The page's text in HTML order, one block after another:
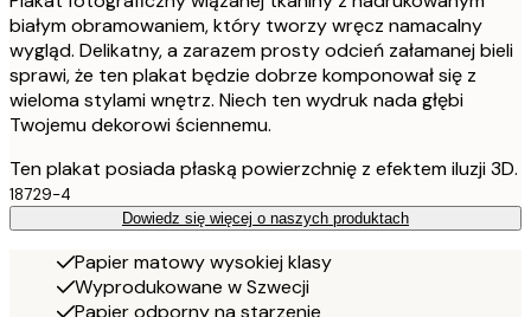
białym obramowaniem, który tworzy wręcz namacalny
wygląd. Delikatny, a zarazem prosty odcień załamanej bieli
sprawi, że ten plakat będzie dobrze komponował się z
wieloma stylami wnętrz. Niech ten wydruk nada głębi
Twojemu dekorowi ściennemu.
Ten plakat posiada płaską powierzchnię z efektem iluzji 3D.
18729-4
Dowiedz się więcej o naszych produktach
Papier matowy wysokiej klasy
Wyprodukowane w Szwecji
Papier odporny na starzenie